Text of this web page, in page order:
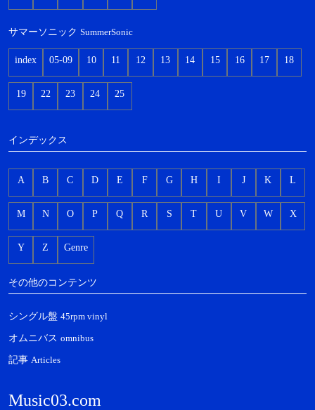
サマーソニック SummerSonic
index 05-09 10 11 12 13 14 15 16 17 18
19 22 23 24 25
インデックス
A B C D E F G H I J K L
M N O P Q R S T U V W X
Y Z Genre
その他のコンテンツ
シングル盤 45rpm vinyl
オムニバス omnibus
記事 Articles
Music03.com